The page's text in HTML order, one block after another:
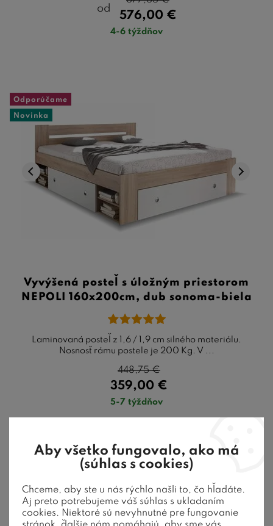
od
576,00 €
4-6 týždňov
Odporúčame
Novinka
Vyvýšená posteľ s úložným priestorom
NEPOLI 160x200cm, dub sonoma-biela
Laminovaná posteľ z 1,6 / 1,9 cm silného materiálu.
Nosnosť rámu postele je 200 Kg. V ...
359,00 €
448,75€
5-7 týždňov
Akcia
Aby všetko fungovalo, ako má
(súhlas s cookies)
Chceme, aby ste u nás rýchlo našli to, čo hľadáte.
Aj preto potrebujeme váš súhlas s ukladaním
cookies. Niektoré sú nevyhnutné pre fungovanie